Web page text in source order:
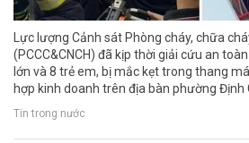
Lực lượng Cảnh sát Phòng cháy, chữa
(PCCC&CNCH) đã kịp thời giải cứu an
lớn và 8 trẻ em, bị mắc kẹt trong thang
hợp kinh doanh trên địa bàn phường Định
Tin trong nước